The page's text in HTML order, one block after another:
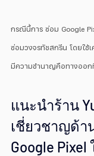
กรณีนี้การ ซ่อม Google
ซ่อมวงจรทัชสกรีน โดยใช้
มีความชำนาญคือทางออ
แนะนำร้าน
เชี่ยวชาญด้า
Google Pixel